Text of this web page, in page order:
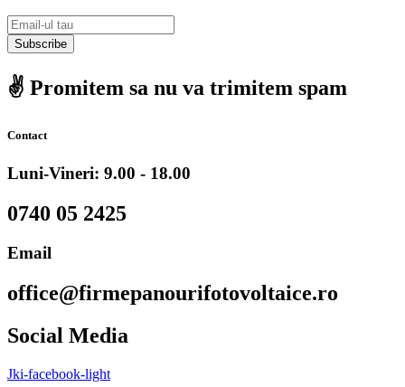
Subscribe
✌️ Promitem sa nu va trimitem spam
Contact
Luni-Vineri: 9.00 - 18.00
0740 05 2425
Email
office@firmepanourifotovoltaice.ro
Social Media
Jki-facebook-light